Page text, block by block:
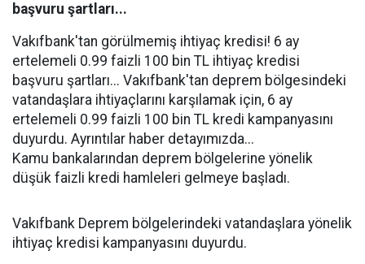
başvuru şartları...
Vakıfbank'tan görülmemiş ihtiyaç kredisi! 6 ay
ertelemeli 0.99 faizli 100 bin TL ihtiyaç kredisi
başvuru şartları... Vakıfbank'tan deprem bölgesindeki
vatandaşlara ihtiyaçlarını karşılamak için, 6 ay
ertelemeli 0.99 faizli 100 bin TL kredi kampanyasını
duyurdu. Ayrıntılar haber detayımızda...
Kamu bankalarından deprem bölgelerine yönelik
düşük faizli kredi hamleleri gelmeye başladı.
Vakıfbank Deprem bölgelerindeki vatandaşlara yönelik
ihtiyaç kredisi kampanyasını duyurdu.